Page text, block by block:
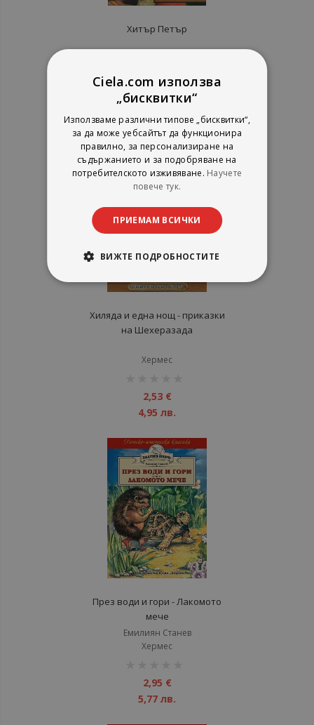
Хитър Петър
рейтинг:
4,95 лв.
Хиляда и една нощ - приказки
на Шехеразада
Хермес
2,53 €
4,95 лв.
През води и гори - Лакомото
мече
Емилиян Станев
Хермес
2,95 €
5,77 лв.
Ciela.com използва
„бисквитки“
Използваме различни типове „бисквитки“,
за да може уебсайтът да функционира
правилно, за персонализиране на
съдържанието и за подобряване на
потребителското изживяване. Научете
повече тук.
ПРИЕМАМ ВСИЧКИ
ВИЖТЕ ПОДРОБНОСТИТЕ